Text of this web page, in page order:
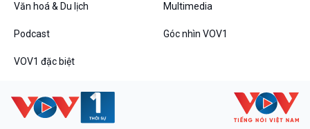
Chuyện đêm
VOV1 đặc biệt
Văn hoá & Du lịch Multimedia
Podcast Góc nhìn VOV1
VOV1 đặc biệt